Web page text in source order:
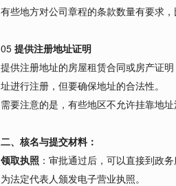
有些地方对公司章程的条款数量有要求
05 提供注册地址证明
提供注册地址的房屋租赁合同或房产证
址进行注册，但要确保地址的合法性。
需要注意的是，有些地区不允许挂靠地
二、核名与提交材料：
领取执照 ：审批通过后，可以直接到政
为法定代表人颁发电子营业执照。